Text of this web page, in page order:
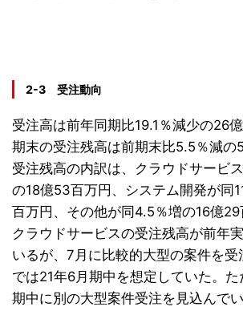
2-3 受注動向
受注高は前年同期比19.1％減少の26億
期末の受注残高は前期末比5.5％減の
受注残高の内訳は、クラウドサービ
の18億53百万円、システム開発が同
百万円、その他が同4.5％増の16億29
クラウドサービスの受注残高が前年
いるが、7月に比較的大型の案件を
では21年6月期中を想定していた。
期中に別の大型案件受注を見込んでい